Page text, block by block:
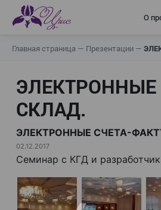
О
Главная страница — Презентации —
СКЛАД.
ЭЛЕКТРОННЫЕ СЧЕТА-
02.12.2017
Семинар с КГД и